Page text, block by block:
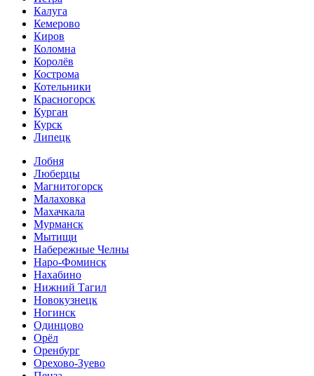
Калуга
Кемерово
Киров
Коломна
Королёв
Кострома
Котельники
Красногорск
Курган
Курск
Липецк
Лобня
Люберцы
Магнитогорск
Малаховка
Махачкала
Мурманск
Мытищи
Набережные Челны
Наро-Фоминск
Нахабино
Нижний Тагил
Новокузнецк
Ногинск
Одинцово
Орёл
Оренбург
Орехово-Зуево